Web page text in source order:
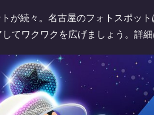
が続々。名古屋のフォトスポッ
てワクワクを広げましょう。詳細